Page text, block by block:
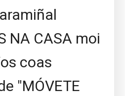
NA CASA moi
coas
"MÓVETE